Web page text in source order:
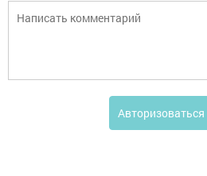
Авторизоваться